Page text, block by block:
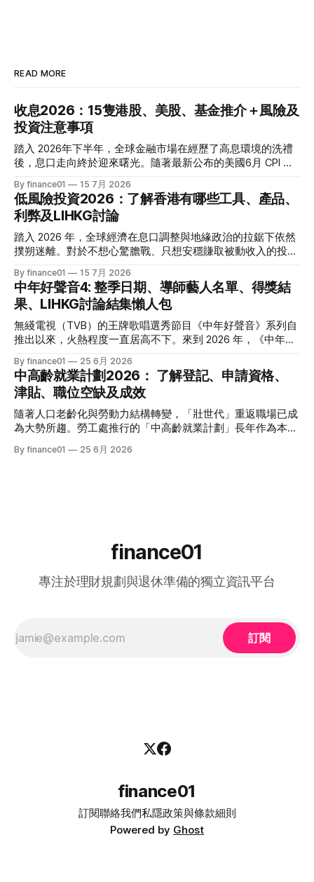
READ MORE
收息2026：15隻港股、美股、基金推介＋風險及
投資注意事項
踏入 2026年下半年，全球金融市場在經歷了高息環境的洗禮
後，息口走向終於迎來曙光。隨著最新公布的美國6月 CPI 同
息的預期再度升溫。 當定期存款利率逐漸從高位回落，如何
將資金轉投至能夠產生穩定現金流的收息資產，成為了今年投
資理財的核心課題。本文特別為您搜集 2026 年 7 月最新市場
數據，盤點港股、美股及基金三大領域共 15 隻熱門收息工
具，並深度拆解背後的潛在風險，助您在新一季度穩健收息！
格價與部署，以下先將這 15 隻橫跨港股、美股及基金的明星
收息產品進行系統性匯總： 範疇代號 / 名稱產品性質2026年
估算年化股息率 / 派息率派息頻率核心定位與優勢港股中國移
動 (00941)通訊藍籌6.5% - 6.6%半年配國企巨頭，現金流極
強，兼具防守與增長。港股中國海洋石油 (00883)能源藍籌
5.8% - 6.0%半年配受益於地緣政治與油價，
By finance01 15 7月 2026
低風險投資2026：了解香港有哪些工具、產品、
利弊及LIHKG討論
踏入 2026 年，全球經濟在息口調整與地緣政治的拉鋸下依然
撲朔迷離。對於不想心驚膽戰、只想安穩賺取被動收入的投資
場目前有相當多穩健的防守型工具。本文為大家盤點 2026 年
香港最新主流低風險投資產品，橫向比較其利弊，並揭秘連登
（LIHKG）「財經台」巴打們最真實、最不留情面的毒舌評
價！ 2026年香港熱門低風險投資工具一覽 在香港，低風險投
資主要圍繞「保本」與「高流動性」展開。以下是 2026 年最
受市場歡迎的 5 大產品比較： 投資工具2026年預估年回報率
資金鎖定期適合對象風險等級港元/美元定期存款2.4% - 4.0%1
個月至1年不等追求絕對保本、懶得操作的人⭐ (極低)美國國庫
債券 (T-Bills)4.0% - 4.5%1個月至30年不等懂得用美股 App、
追求比定存更高息的人⭐ (極低) 香港政府零售債券
By finance01 15 7月 2026
中年好聲音4: 整季日期、導師藝人名單、得獎結
果、LIHKG討論結集懶人包
無綫電視（TVB）的王牌歌唱選秀節目《中年好聲音》系列自
推出以來，火熱程度一直居高不下。來到 2026 年，《中年好
了更新穎的賽制，舞台與音響規格全面升級，參賽者的背景更
是臥虎藏龍，由退隱江湖的昔日歌手到各行各業的隱世歌王，
再次掀起全城「追星」與「懷舊」熱潮。 如果你錯過了部分
精彩集數，或者想一氣呵成重溫整季的精華，這篇《中年好聲
音 4》全方位懶人包將為你系統化地盤點整季賽期、星級陣
容、終極結果，並結集連登（LIHKG）討論區最地道的爆笑與
血淚評價！ 《中年好聲音 4》整季賽期與播放時間表 本季
By finance01 25 6月 2026
中高齡就業計劃2026： 了解登記、申請資格、
津貼、職位空缺及成效
隨著人口老齡化與勞動力結構轉變，「壯世代」重返職場已成
為大勢所趨。勞工處推行的「中高齡就業計劃」長年作為本港
企業聘用年長勞動力。本文將為您全面拆解 2026 年最新優化
向聘用中高齡人士的僱主發放誘因（在職培訓津貼），以抵銷
By finance01 25 6月 2026
finance01
專注於理財規劃與退休準備的獨立資訊平台
訂閱
finance01
訂閱聯絡我們私隱政策與條款細則
Powered by Ghost